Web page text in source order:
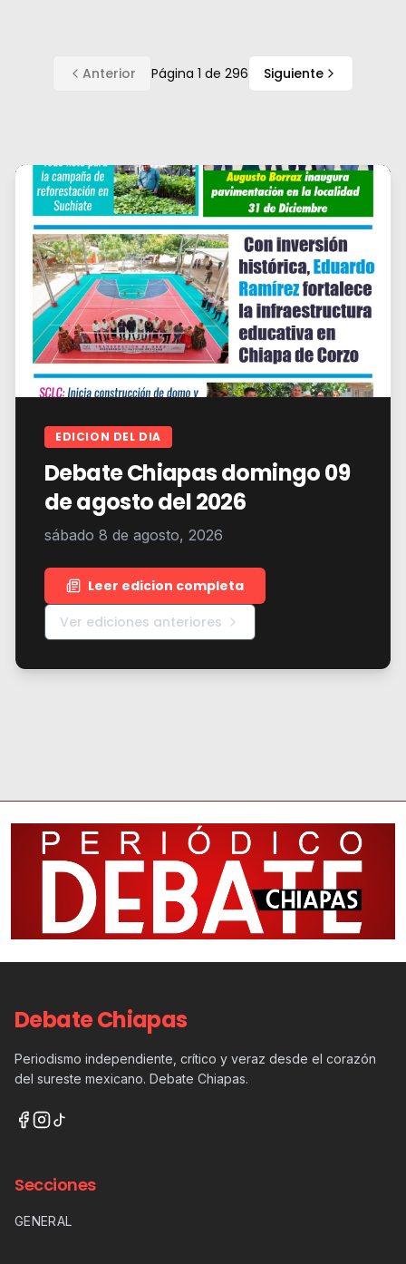
Anterior Página 1 de 296 Siguiente
EDICION DEL DIA
Debate Chiapas domingo 09
de agosto del 2026
sábado 8 de agosto, 2026
Leer edicion completa
Ver ediciones anteriores
Debate Chiapas
Periodismo independiente, crítico y veraz desde el corazón
del sureste mexicano. Debate Chiapas.
Secciones
GENERAL